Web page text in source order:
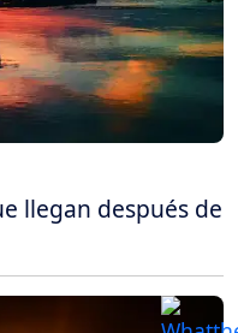
llegan después de